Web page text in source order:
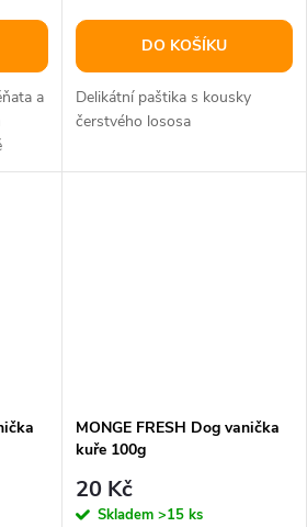
a
DO KOŠÍKU
Delikátní paštika s kousky
čerstvého lososa
MONGE FRESH Dog vanička
kuře 100g
20 Kč
Skladem >15 ks